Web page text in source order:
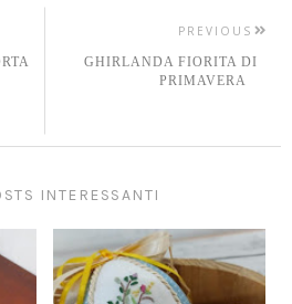
PREVIOUS
GHIRLANDA FIORITA DI
PRIMAVERA
INTERESSANTI